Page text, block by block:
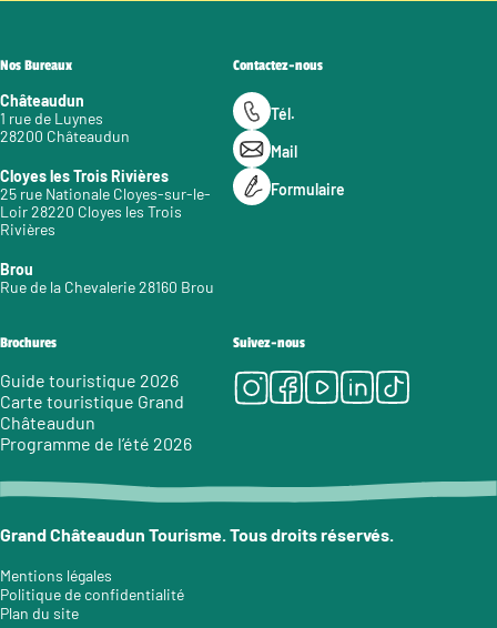
Nos Bureaux
Châteaudun
1 rue de Luynes
28200 Châteaudun
Cloyes les Trois Rivières
25 rue Nationale Cloyes-sur-le-
Loir 28220 Cloyes les Trois
Rivières
Brou
Rue de la Chevalerie 28160 Brou
Contactez-nous
Tél.
Mail
Formulaire
Brochures
Guide touristique 2026
Carte touristique Grand
Châteaudun
Programme de l’été 2026
Suivez-nous
Instagram
Facebook
Youtube
LinkedIn
Tiktok
Grand Châteaudun Tourisme. Tous droits réservés.
Mentions légales
Politique de confidentialité
Plan du site